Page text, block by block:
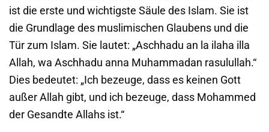
ist die erste und wichtigste Säule des Islam. Sie ist
die Grundlage des muslimischen Glaubens und die
Tür zum Islam. Sie lautet: „Aschhadu an la ilaha illa
Allah, wa Aschhadu anna Muhammadan rasulullah.“
Dies bedeutet: „Ich bezeuge, dass es keinen Gott
außer Allah gibt, und ich bezeuge, dass Mohammed
der Gesandte Allahs ist.“